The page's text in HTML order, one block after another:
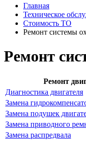
Главная
Техническое
Стоимость ТО
Ремонт системы
Ремонт
Ремонт
Диагностика двигателя
Замена
Замена подушек
Замена приводного
Замена распредвала